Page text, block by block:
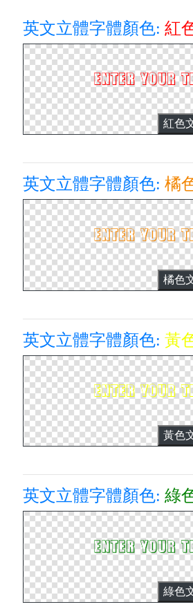
英文立體字體顏色:紅
紅色
英文立體字體顏色:橘
橘色
英文立體字體顏色:黃
黃色
英文立體字體顏色:綠
綠色